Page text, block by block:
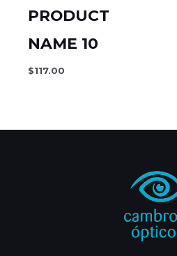
0
out
5
PRODUCT
NAME 10
$117.00